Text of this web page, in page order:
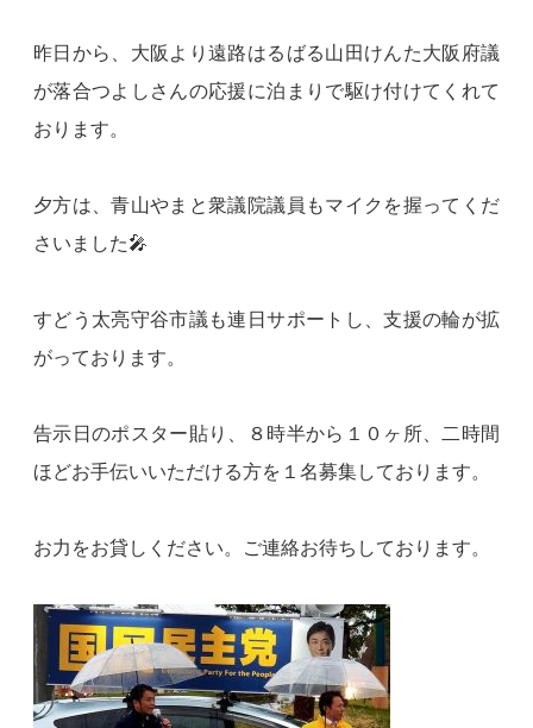
昨日から、大阪より遠路はるばる山田けんた大阪府議
が落合つよしさんの応援に泊まりで駆け付けてくれて
おります。
夕方は、青山やまと衆議院議員もマイクを握ってくだ
さいました🎤
すどう太亮守谷市議も連日サポートし、支援の輪が拡
がっております。
告示日のポスター貼り、８時半から１０ヶ所、二時間
ほどお手伝いいただける方を１名募集しております。
お力をお貸しください。ご連絡お待ちしております。